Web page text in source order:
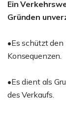
Ein
Gründen
•Es schützt
Konsequenzen.
•Es dient als
des Verkaufs.